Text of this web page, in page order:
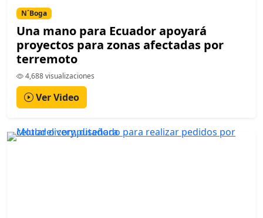
N´Boga
Una mano para Ecuador apoyará
proyectos para zonas afectadas por
terremoto
4,688 visualizaciones
Ver Video